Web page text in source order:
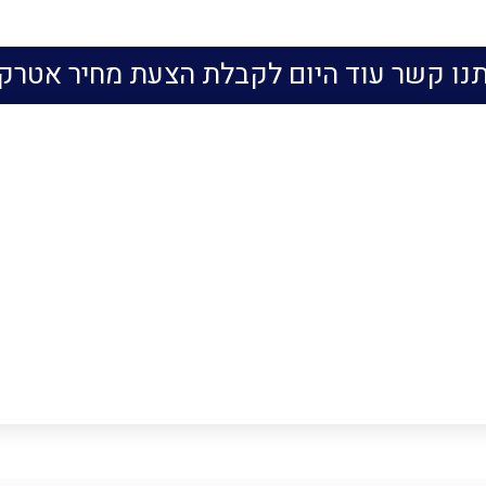
קשר עוד היום לקבלת הצעת מחיר